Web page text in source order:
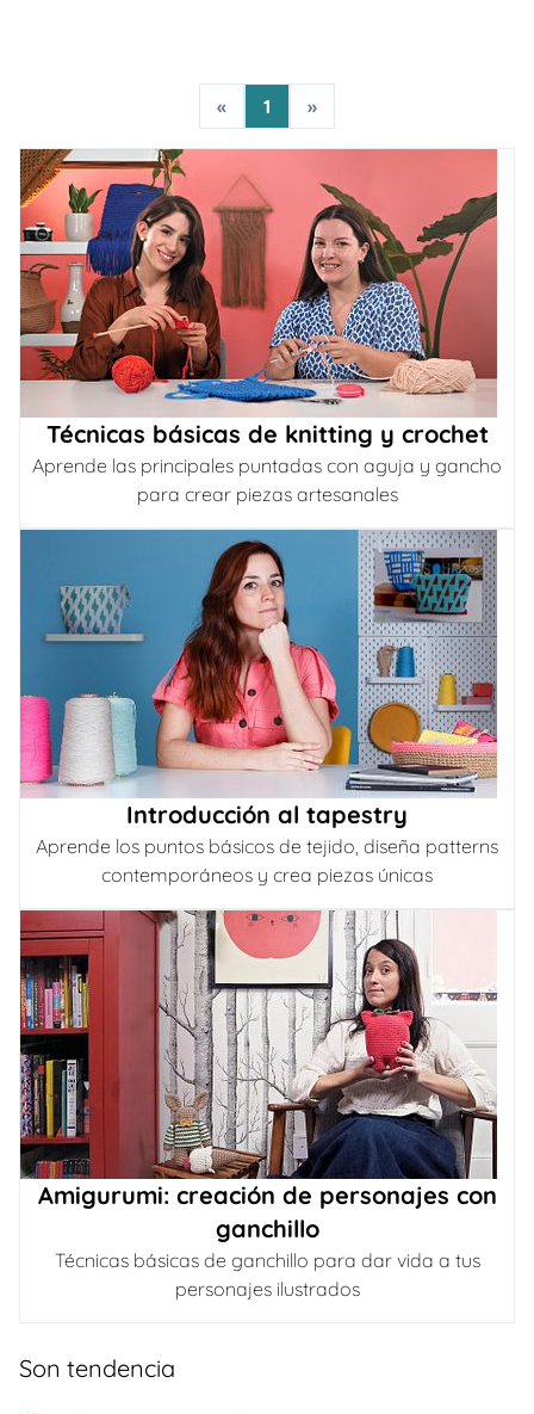
« 1 »
Técnicas básicas de knitting y crochet
Aprende las principales puntadas con aguja y gancho
para crear piezas artesanales
Introducción al tapestry
Aprende los puntos básicos de tejido, diseña patterns
contemporáneos y crea piezas únicas
Amigurumi: creación de personajes con
ganchillo
Técnicas básicas de ganchillo para dar vida a tus
personajes ilustrados
Son tendencia